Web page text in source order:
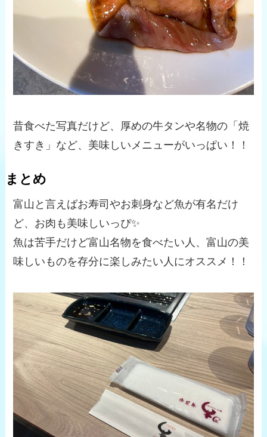
昔食べた写真だけど、厚めの牛タンや名物の「焼
きすき」など、美味しいメニューがいっぱい！！
まとめ
富山と言えばお寿司やお刺身など魚が有名だけ
ど、お肉も美味しいっぴ✨
魚は苦手だけど富山名物を食べたい人、富山の美
味しいものを存分に楽しみたい人にオススメ！！